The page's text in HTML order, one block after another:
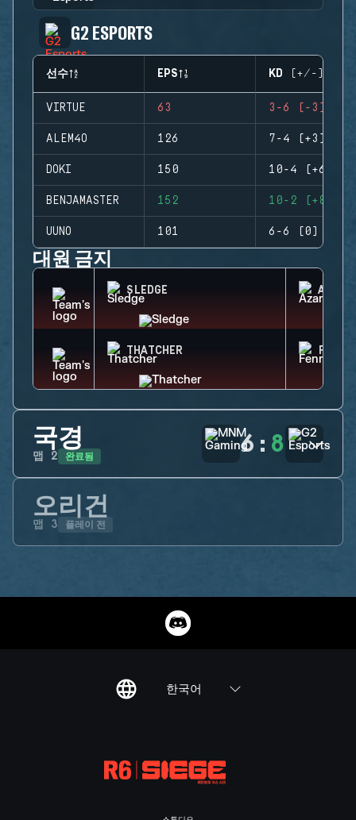
G2 ESPORTS
선수 EPS KD (+/-)
VIRTUE 63 3-6 (-3)
ALEM4O 126 7-4 (+3)
DOKI 150 10-4 (+6)
BENJAMASTER 152 10-2 (+8)
UUNO 101 6-6 (0)
대원 금지
SLEDGE AZAMI
THATCHER
국경
맵 2 완료됨 6 : 8
오리건
맵 3 플레이 전
한국어